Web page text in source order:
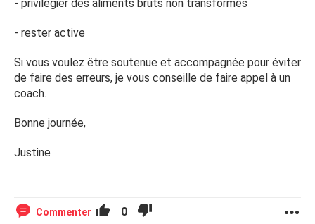
- privilégier des aliments bruts non transformés
- rester active
Si vous voulez être soutenue et accompagnée pour éviter
de faire des erreurs, je vous conseille de faire appel à un
coach.
Bonne journée,
Justine
Commenter 0